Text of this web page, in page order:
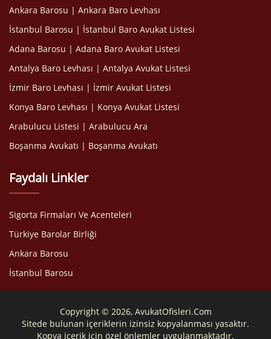
Ankara Barosu | Ankara Baro Levhası
İstanbul Barosu | İstanbul Baro Avukat Listesi
Adana Barosu | Adana Baro Avukat Listesi
Antalya Baro Levhası | Antalya Avukat Listesi
İzmir Baro Levhası | İzmir Avukat Listesi
Konya Baro Levhası | Konya Avukat Listesi
Arabulucu Listesi | Arabulucu Ara
Boşanma Avukatı | Boşanma Avukatı
Faydalı Linkler
Sigorta Firmaları Ve Acenteleri
Türkiye Barolar Birliği
Ankara Barosu
İstanbul Barosu
Copyright © 2026, AvukatOfisleri.Com
Sitede bulunan içeriklerin izinsiz kopyalanması yasaktır.
Kopya içerik için özel önlemler uygulanmaktadır.